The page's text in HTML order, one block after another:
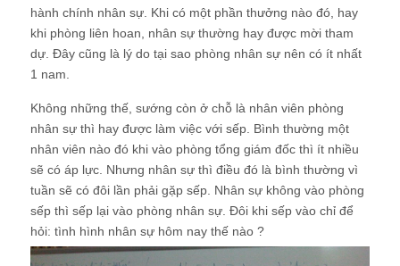
hành chính nhân sự. Khi có một phần thưởng nào đó, hay
khi phòng liên hoan, nhân sự thường hay được mời tham
dự. Đây cũng là lý do tại sao phòng nhân sự nên có ít nhất
1 nam.
Không những thế, sướng còn ở chỗ là nhân viên phòng
nhân sự thì hay được làm việc với sếp. Bình thường một
nhân viên nào đó khi vào phòng tổng giám đốc thì ít nhiều
sẽ có áp lực. Nhưng nhân sự thì điều đó là bình thường vì
tuần sẽ có đôi lần phải gặp sếp. Nhân sự không vào phòng
sếp thì sếp lại vào phòng nhân sự. Đôi khi sếp vào chỉ để
hỏi: tình hình nhân sự hôm nay thế nào ?